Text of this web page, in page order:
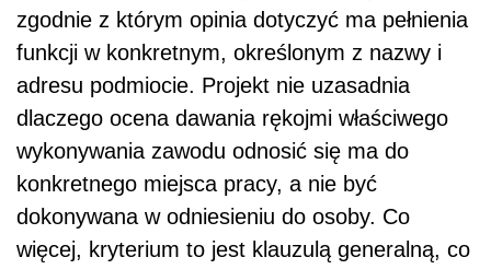
zgodnie z którym opinia dotyczyć ma pełnienia
funkcji w konkretnym, określonym z nazwy i
adresu podmiocie. Projekt nie uzasadnia
dlaczego ocena dawania rękojmi właściwego
wykonywania zawodu odnosić się ma do
konkretnego miejsca pracy, a nie być
dokonywana w odniesieniu do osoby. Co
więcej, kryterium to jest klauzulą generalną, co